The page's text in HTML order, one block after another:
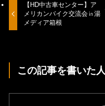
【HD中古車センター】ア
メリカンバイク交流会㏌湯
メディア箱根
この記事を書いた人